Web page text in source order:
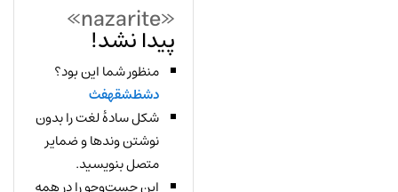
«nazarite»
پیدا نشد!
منظور شما این بود؟
دشظشقهفث
شکل سادهٔ لغت را بدون
نوشتن وندها و ضمایر
متصل بنویسید.
این جست‌وجو را در همه